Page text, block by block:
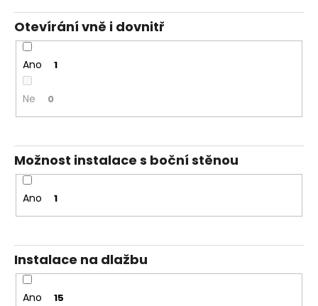
Otevírání vně i dovnitř
Ano 1
Ne 0
Možnost instalace s boční stěnou
Ano 1
Instalace na dlažbu
Ano 15